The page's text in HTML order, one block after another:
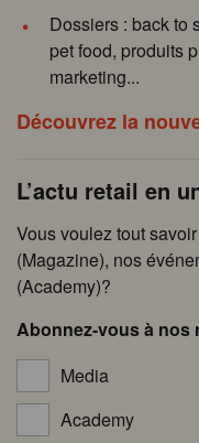
Dossiers : back to
pet food, produits
marketing...
Découvrez la
L’actu retail en
Vous voulez tout
(Magazine), nos
(Academy)?
Abonnez-vous à nos
Media
Academy